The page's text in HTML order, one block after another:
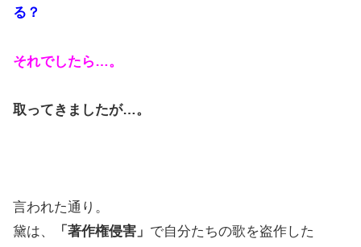
る？
それでしたら…。
取ってきましたが…。
言われた通り。
黛は、
「著作権侵害」 で自分たちの歌を盗作した